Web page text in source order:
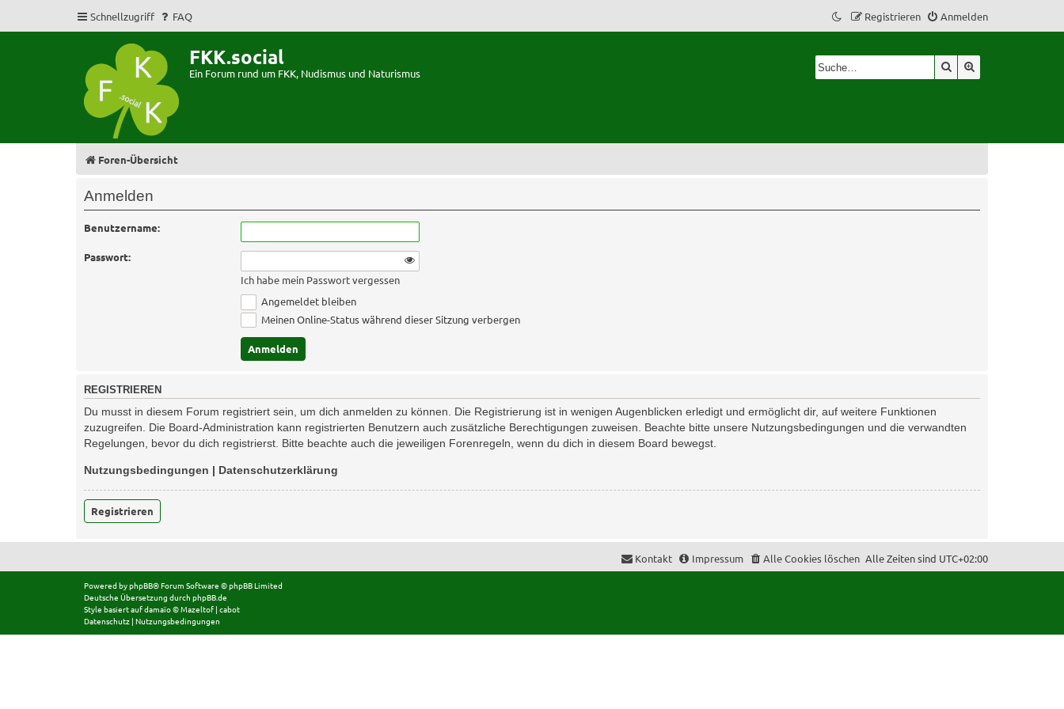
Schnellzugriff FAQ Anmelden
Registrieren
FKK.social
Ein Forum rund um FKK, Nudismus und Naturismus
Suche
Foren-Übersicht
Anmelden
Benutzername:
Passwort:
Ich habe mein Passwort vergessen
Angemeldet bleiben
Meinen Online-Status während dieser Sitzung verbergen
REGISTRIEREN
Du musst in diesem Forum registriert sein, um dich anmelden zu können. Die Registrierung ist in wenigen Augenblicken erledigt und ermöglicht dir, auf weitere Funktionen
zuzugreifen. Die Board-Administration kann registrierten Benutzern auch zusätzliche Berechtigungen zuweisen. Beachte bitte unsere Nutzungsbedingungen und die verwandten
Regelungen, bevor du dich registrierst. Bitte beachte auch die jeweiligen Forenregeln, wenn du dich in diesem Board bewegst.
Nutzungsbedingungen | Datenschutzerklärung
Registrieren
Alle Zeiten sind UTC+02:00
Alle Cookies löschen
Impressum
Kontakt
Powered byphpBB® Forum Software © phpBB Limited
Deutsche Übersetzung durch phpBB.de
Style basiert aufdamaïo ©Mazeltof | cabot
Datenschutz | Nutzungsbedingungen